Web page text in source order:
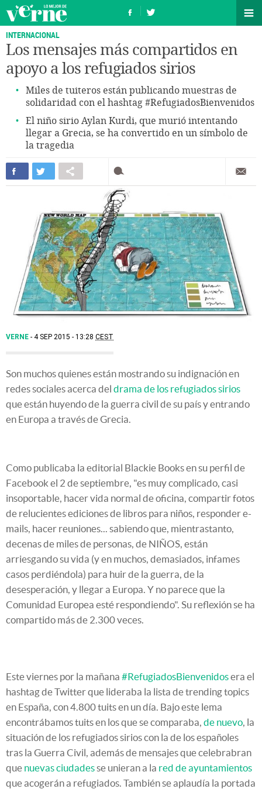
INTERNACIONAL
Los mensajes más compartidos en
apoyo a los refugiados sirios
Miles de tuiteros están publicando muestras de
solidaridad con el hashtag #RefugiadosBienvenidos
El niño sirio Aylan Kurdi, que murió intentando
llegar a Grecia, se ha convertido en un símbolo de
la tragedia
VERNE 4 SEP 2015 - 13:28 CEST
Son muchos quienes están mostrando su indignación en
redes sociales acerca del drama de los refugiados sirios
que están huyendo de la guerra civil de su país y entrando
en Europa a través de Grecia.
Como publicaba la editorial Blackie Books en su perfil de
Facebook el 2 de septiembre, "es muy complicado, casi
insoportable, hacer vida normal de oficina, compartir fotos
de relucientes ediciones de libros para niños, responder e-
mails, hacer reuniones... sabiendo que, mientrastanto,
decenas de miles de personas, de NIÑOS, están
arriesgando su vida (y en muchos, demasiados, infames
casos perdiéndola) para huir de la guerra, de la
desesperación, y llegar a Europa. Y no parece que la
Comunidad Europea esté respondiendo". Su reflexión se ha
compartido más de 2.300 veces.
Este viernes por la mañana #RefugiadosBienvenidosera el
hashtag de Twitter que lideraba la lista de trending topics
en España, con 4.800 tuits en un día. Bajo este lema
encontrábamos tuits en los que se comparaba, de nuevo , la
situación de los refugiados sirios con la de los españoles
tras la Guerra Civil, además de mensajes que celebrabran
que nuevas ciudadesse unieran a la red de ayuntamientos
que acogerán a refugiados. También se aplaudía la portada